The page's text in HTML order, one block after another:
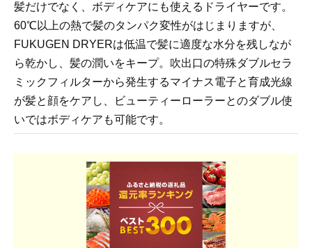
髪だけでなく、ボディケアにも使えるドライヤーです。
60℃以上の熱で髪のタンパク変性がはじまりますが、
FUKUGEN DRYERは低温で髪に適度な水分を残しなが
ら乾かし、髪の潤いをキープ。吹出口の特殊ダブルセラ
ミックフィルターから発生するマイナス電子と育成光線
が髪と顔をケアし、ビューティーローラーとのダブル使
いではボディケアも可能です。